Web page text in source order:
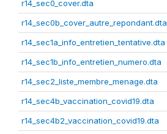
r14_sec0_cover.dta
r14_sec0b_cover_autre_repondant.dta
r14_sec1a_info_entretien_tentative.dta
r14_sec1b_info_entretien_numero.dta
r14_sec2_liste_membre_menage.dta
r14_sec4b_vaccination_covid19.dta
r14_sec4b2_vaccination_covid19.dta